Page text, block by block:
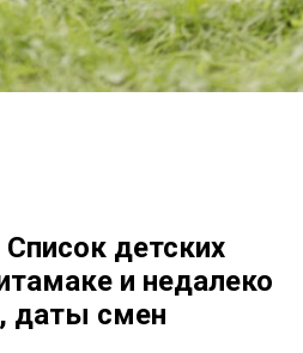
детских
и недалеко
даты смен